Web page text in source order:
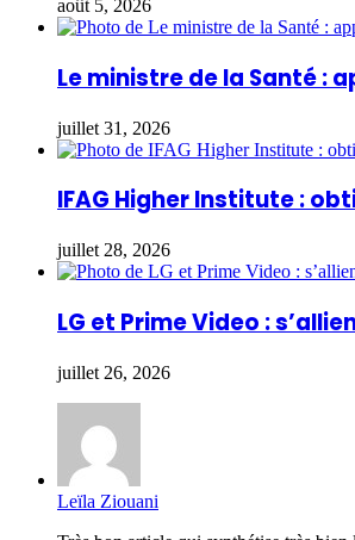
août 5, 2026
Le ministre de la Santé :
juillet 31, 2026
IFAG Higher Institute :
juillet 28, 2026
LG et Prime Video :
juillet 26, 2026
Leïla Ziouani